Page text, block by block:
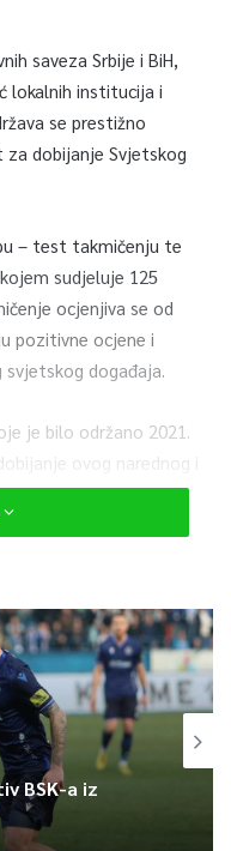
saveza Srbije i BiH,
lokalnih institucija i
se prestižno
dobijanje Svjetskog
– test takmičenju te
sudjeluje 125
ocjenjiva se od
pozitivne ocjene i
događaja.
je bilo održano 2021.
ovog narednog i
Drvar biti prepoznat na
iz spomenutog
piloti imaju
kilometara, a sve će se
putem najnovije
na paraglajding
u smjeru Glamoča,
BSK-a iz